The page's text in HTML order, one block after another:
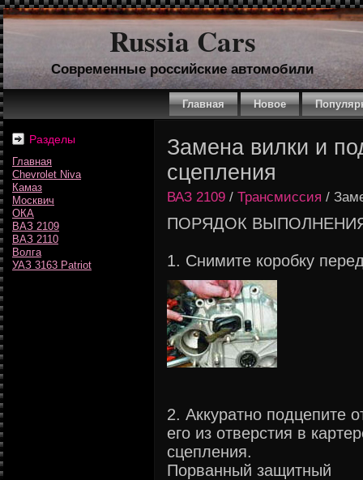
Russia Cars
Современные российские автомобили
Главная Новое
Разделы
Главная
Chevrolet Niva
Камаз
Москвич
ОКА
ВАЗ 2109
ВАЗ 2110
Волга
УАЗ 3163 Patriot
Замена вилки и
сцепления
ВАЗ 2109 / Трансмиссия /
ПОРЯДОК
1. Снимите коробку
2. Аккуратно подцепите
его из отверстия в
сцепления.
Порванный защитный